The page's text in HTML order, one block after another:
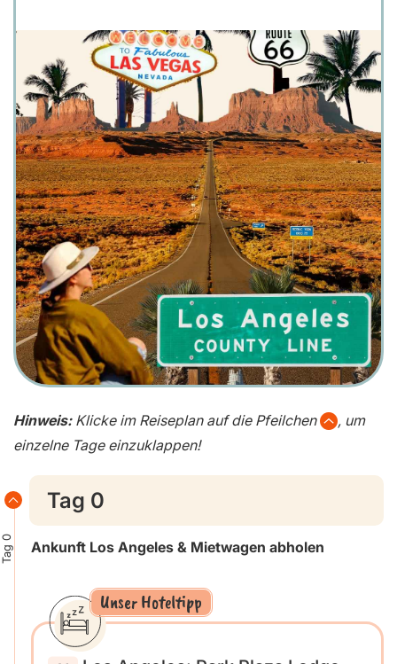
Hinweis: Klicke im Reiseplan auf die Pfeilchen
, um
einzelne Tage einzuklappen!
Tag 0
Tag 0
Ankunft Los Angeles & Mietwagen abholen
Unser Hoteltipp